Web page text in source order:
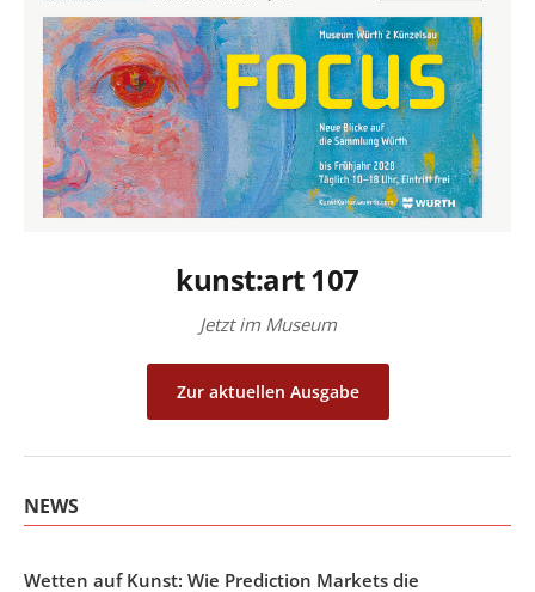
kunst:art 107
Jetzt im Museum
Zur aktuellen Ausgabe
NEWS
Wetten auf Kunst: Wie Prediction Markets die